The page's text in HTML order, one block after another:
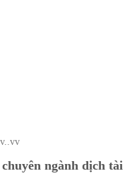
ngành dịch tài